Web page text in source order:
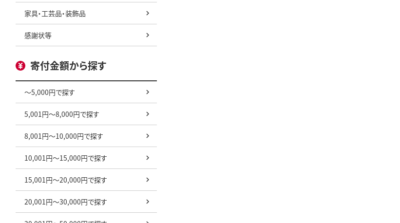
家具・工芸品・装飾品
感謝状等
寄付金額から探す
～5,000円で探す
5,001円～8,000円で探す
8,001円～10,000円で探す
10,001円～15,000円で探す
15,001円～20,000円で探す
20,001円～30,000円で探す